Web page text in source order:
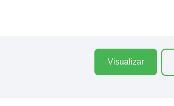
Visualizar